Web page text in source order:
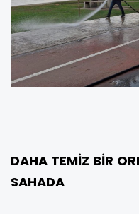
DAHA TEMİZ BİR
SAHADA